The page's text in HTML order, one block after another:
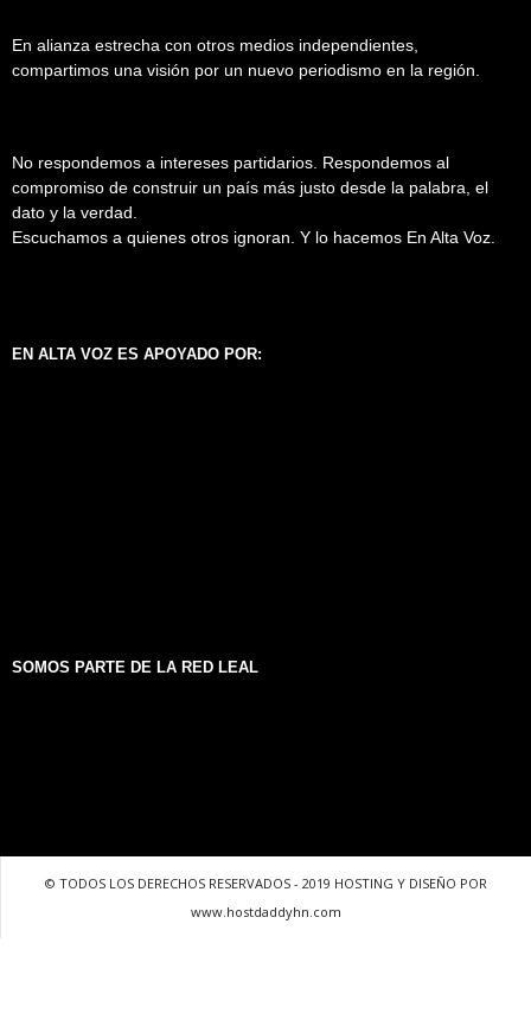
En alianza estrecha con otros medios independientes,
compartimos una visión por un nuevo periodismo en la región.
No respondemos a intereses partidarios. Respondemos al
compromiso de construir un país más justo desde la palabra, el
dato y la verdad.
Escuchamos a quienes otros ignoran. Y lo hacemos En Alta Voz.
EN ALTA VOZ ES APOYADO POR:
SOMOS PARTE DE LA RED LEAL
© TODOS LOS DERECHOS RESERVADOS - 2019 HOSTING Y DISEÑO POR
www.hostdaddyhn.com